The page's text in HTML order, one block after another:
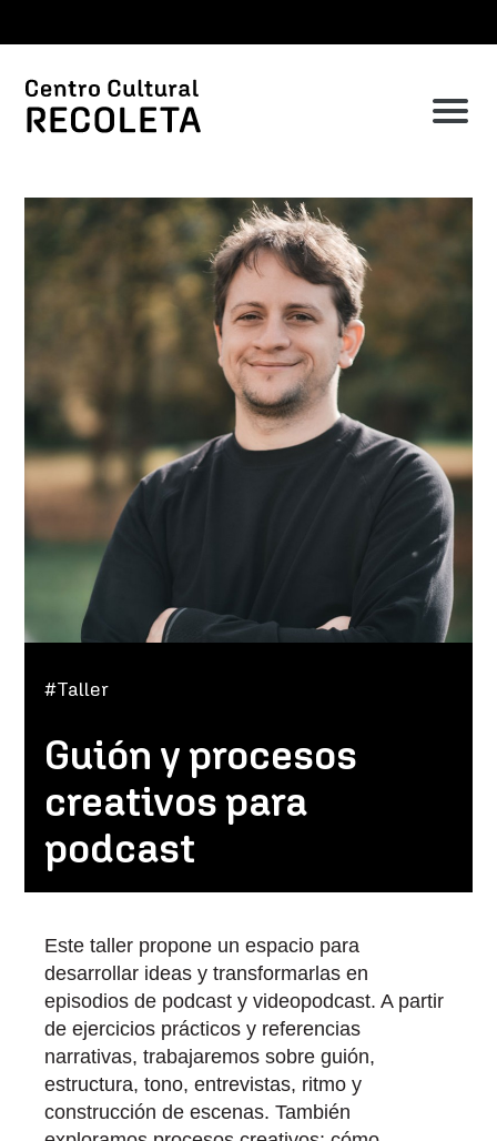
#Taller
Guión y procesos
creativos para
podcast
Este taller propone un espacio para
desarrollar ideas y transformarlas en
episodios de podcast y videopodcast. A partir
de ejercicios prácticos y referencias
narrativas, trabajaremos sobre guión,
estructura, tono, entrevistas, ritmo y
construcción de escenas. También